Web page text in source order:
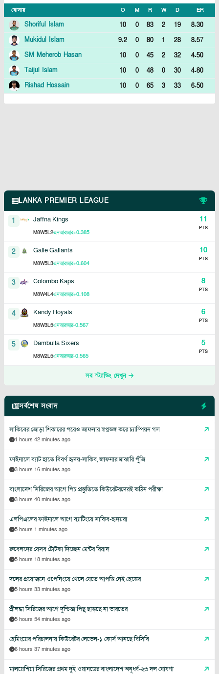
বোলার O M R W D ER
Shoriful Islam 10 0 83 2 19
8.30
Mukidul Islam
9.2 0 80 1 28
8.57
SM Meherob Hasan
10 0 45 2 32
4.50
Taijul Islam
10 0 48 0 30
4.80
Rishad Hossain
10 0 65 3 33 6.50
LANKA PREMIER LEAGUE
1 Jaffna Kings
M8W5L2এনআরআর+0.385
11
PTS
2 Galle Gallants
M8W5L3এনআরআর+0.604
10
PTS
3 Colombo Kaps
M8W4L4এনআরআর+0.108
8
PTS
4 Kandy Royals
M8W3L5এনআরআর-0.567
6
PTS
5 Dambulla Sixers
M8W2L5এনআরআর-0.565
5
PTS
সব স্ট্যান্ডিং দেখুন
সর্বশেষ সংবাদ
সাকিবের জোড়া শিকারের পরেও জাফনার স্বপ্নভঙ্গ করে চ্যাম্পিয়ন গল
1 hours 42 minutes ago
ফাইনালে ব্যাট হাতে বিবর্ণ হৃদয়-সাকিব, জাফনার মাঝারি পুঁজি
3 hours 16 minutes ago
বাংলাদেশ সিরিজের আগে পিচ প্রস্তুতিতে কিউরেটরদেরই কঠিন পরীক্ষা
3 hours 40 minutes ago
এলপিএলের ফাইনালে আগে ব্যাটিংয়ে সাকিব-হৃদয়রা
5 hours 1 minutes ago
রুবেলদের যেসব টোটকা দিচ্ছেন মেন্টর রিয়াদ
5 hours 18 minutes ago
দলের প্রয়োজনে ওপেনিংয়ে খেলে যেতে আপত্তি নেই হেডের
5 hours 33 minutes ago
শ্রীলঙ্কা সিরিজের আগে দুশ্চিন্তা পিছু ছাড়ছে না ভারতের
5 hours 54 minutes ago
হেমিংয়ের পরিচালনায় কিউরেটর লেভেল-১ কোর্স আনছে বিসিবি
6 hours 37 minutes ago
মালয়েশিয়া সিরিজের প্রথম দুই ওয়ানডের বাংলাদেশ অনূর্ধ্ব-২৩ দল ঘোষণা